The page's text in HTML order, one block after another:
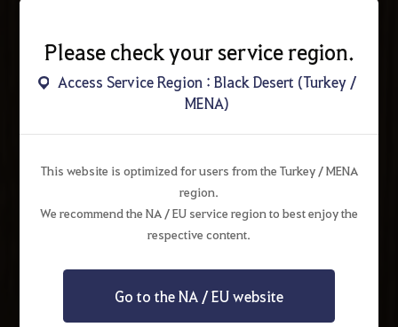
Please check your service region.
Access Service Region : Black Desert (Turkey /
MENA)
This website is optimized for users from the Turkey / MENA
region.
We recommend the NA / EU service region to best enjoy the
respective content.
Go to the NA / EU website